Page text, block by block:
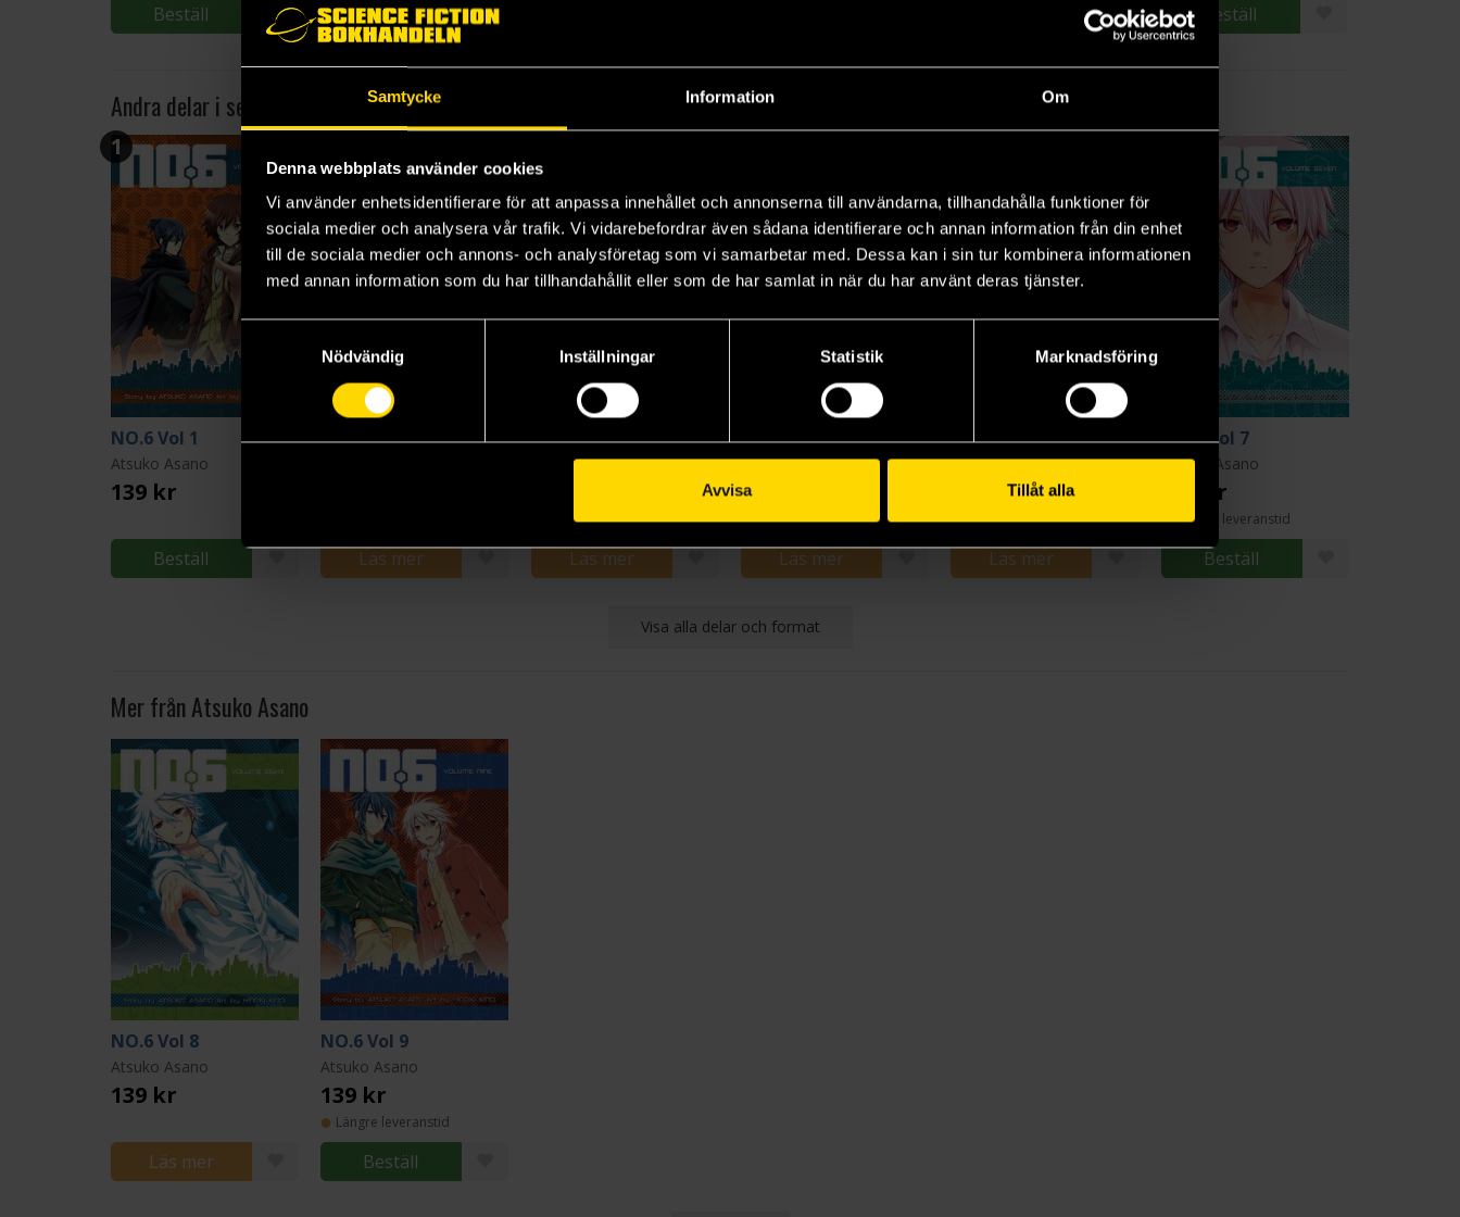
Samtycke Information Om
Denna webbplats använder cookies
Vi använder enhetsidentifierare för att anpassa innehållet och annonserna till användarna, tillhandahålla funktioner för
sociala medier och analysera vår trafik. Vi vidarebefordrar även sådana identifierare och annan information från din enhet
till de sociala medier och annons- och analysföretag som vi samarbetar med. Dessa kan i sin tur kombinera informationen
med annan information som du har tillhandahållit eller som de har samlat in när du har använt deras tjänster.
Nödvändig
Inställningar Statistik Marknadsföring
Avvisa Tillåt alla
Beställ Beställ Beställ
Andra delar i serien
1
NO.6 Vol 1
Atsuko Asano
139 kr
Beställ
NO.6 Vol 2
Läs mer
NO.6 Vol 4
Atsuko Asano
Läs mer
NO.6 Vol 5
Atsuko Asano
139 kr
Läs mer
NO.6 Vol 6
Atsuko Asano
139 kr
Läs mer
NO.6 Vol 7
Atsuko Asano
139 kr
Längre leveranstid
Beställ
Visa alla delar och format
Mer från Atsuko Asano
NO.6 Vol 8
Atsuko Asano
139 kr
Läs mer
NO.6 Vol 9
Atsuko Asano
139 kr
Längre leveranstid
Beställ